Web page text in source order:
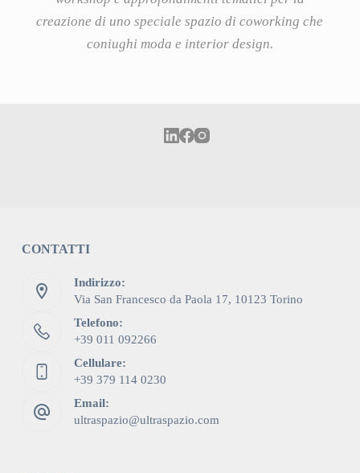
creazione di uno speciale spazio di coworking che
coniughi moda e interior design.
CONTATTI
Indirizzo:
Via San Francesco da Paola 17, 10123 Torino
Telefono:
+39 011 092266
Cellulare:
+39 379 114 0230
Email:
ultraspazio@ultraspazio.com